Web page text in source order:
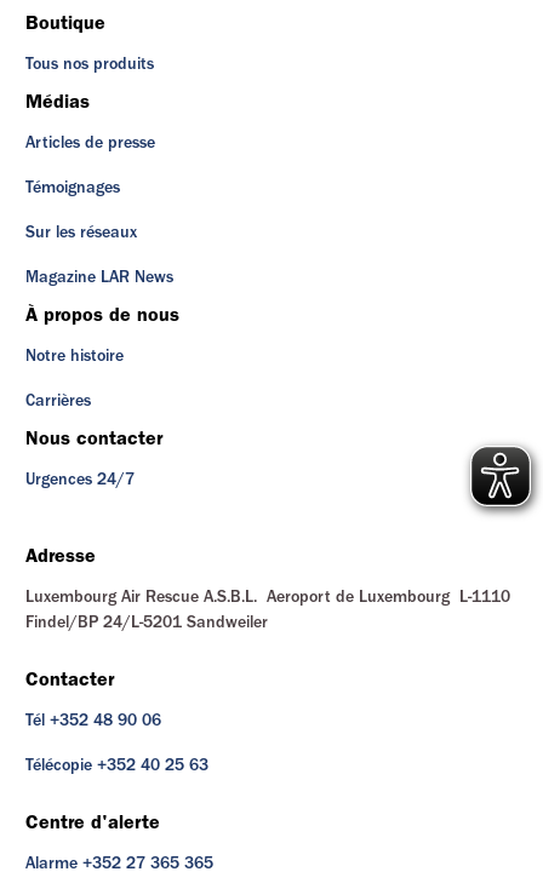
Boutique
Tous nos produits
Médias
Articles de presse
Témoignages
Sur les réseaux
Magazine LAR News
À propos de nous
Notre histoire
Carrières
Nous contacter
Urgences 24/7
Adresse
Luxembourg Air Rescue A.S.B.L. Aeroport de Luxembourg L-1110
Findel/BP 24/L-5201 Sandweiler
Contacter
Tél +352 48 90 06
Télécopie +352 40 25 63
Centre d'alerte
Alarme +352 27 365 365